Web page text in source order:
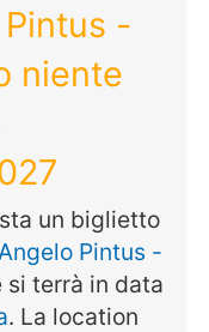
-
niente
un biglietto
Pintus -
terrà in data
. La location